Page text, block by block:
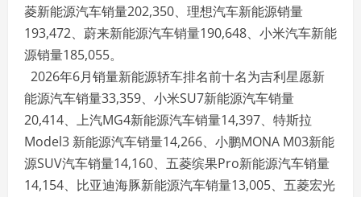
菱新能源汽车销量202,350、理想汽车新能源销量
193,472、蔚来新能源汽车销量190,648、小米汽车新能
源销量185,055。
2026年6月销量新能源轿车排名前十名为吉利星愿新
能源汽车销量33,359、小米SU7新能源汽车销量
20,414、上汽MG4新能源汽车销量14,397、特斯拉
Model3 新能源汽车销量14,266、小鹏MONA M03新能
源SUV汽车销量14,160、五菱缤果Pro新能源汽车销量
14,154、比亚迪海豚新能源汽车销量13,005、五菱宏光